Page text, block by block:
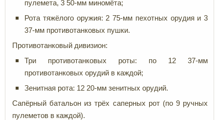
пулемета, 3 50-мм миномёта;
Рота тяжёлого оружия: 2 75-мм пехотных орудия и 3
37-мм противотанковых пушки.
Противотанковый дивизион:
Три противотанковых роты: по 12 37-мм
противотанковых орудий в каждой;
Зенитная рота: 12 20-мм зенитных орудий.
Сапёрный батальон из трёх саперных рот (по 9 ручных
пулеметов в каждой).